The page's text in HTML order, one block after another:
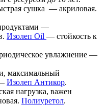
сушка — акриловая.
—
Изолеп Oil — стойкость к
увлажнение —
максимальный
Изолеп Антикор.
нагрузка, важен
Полиуретол.